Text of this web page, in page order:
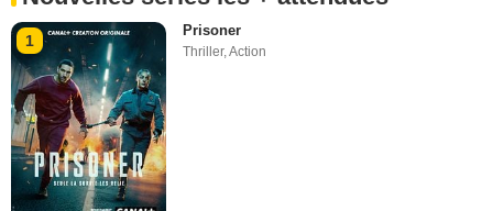
1
Prisoner
Thriller,Action